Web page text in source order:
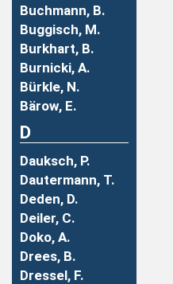
Buchmann, B.
Buggisch, M.
Burkhart, B.
Burnicki, A.
Bürkle, N.
Bärow, E.
D
Dauksch, P.
Dautermann, T.
Deden, D.
Deiler, C.
Doko, A.
Drees, B.
Dressel, F.